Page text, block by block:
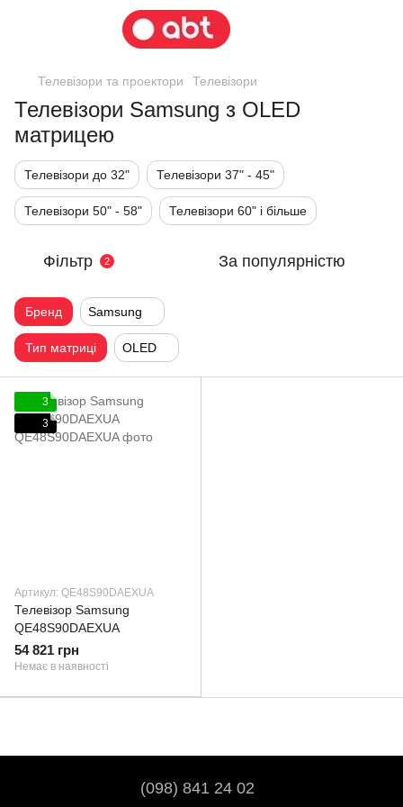
Телевізори та проектори Телевізори
Телевізори Samsung з OLED
матрицею
Телевізори до 32" Телевізори 37" - 45"
Телевізори 50" - 58" Телевізори 60" і більше
Фільтр 2 За популярністю
Бренд Samsung
Тип матриці OLED
3
3
Артикул: QE48S90DAEXUA
Телевізор Samsung
QE48S90DAEXUA
54 821 грн
Немає в наявності
(098) 841 24 02